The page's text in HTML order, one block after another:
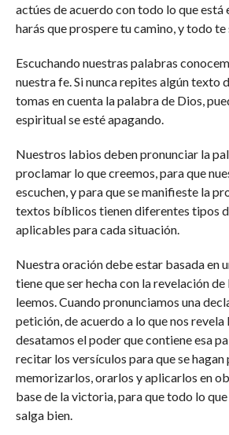
actúes de acuerdo con todo lo que está
harás que prospere tu camino, y todo te
Escuchando nuestras palabras
nuestra fe. Si nunca repites algún texto
tomas en cuenta la palabra de Dios,
espiritual se esté apagando.
Nuestros labios deben pronunciar la
proclamar lo que creemos, para que
escuchen, y para que se manifieste la
textos bíblicos tienen diferentes tipos
aplicables para cada situación.
Nuestra oración debe estar basada en
tiene que ser hecha con la revelación
leemos. Cuando pronunciamos una
petición, de acuerdo a lo que nos revela
desatamos el poder que contiene esa
recitar los versículos para que se
memorizarlos, orarlos y aplicarlos en
base de la victoria, para que todo lo
salga bien.